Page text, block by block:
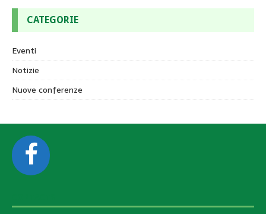
CATEGORIE
Eventi
Notizie
Nuove conferenze